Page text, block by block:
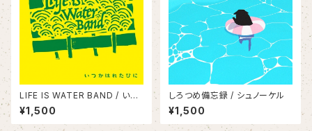
LIFE IS WATER BAND / いつ
かはれたひに
¥1,500
しろつめ備忘録 / シュノーケル
¥1,500